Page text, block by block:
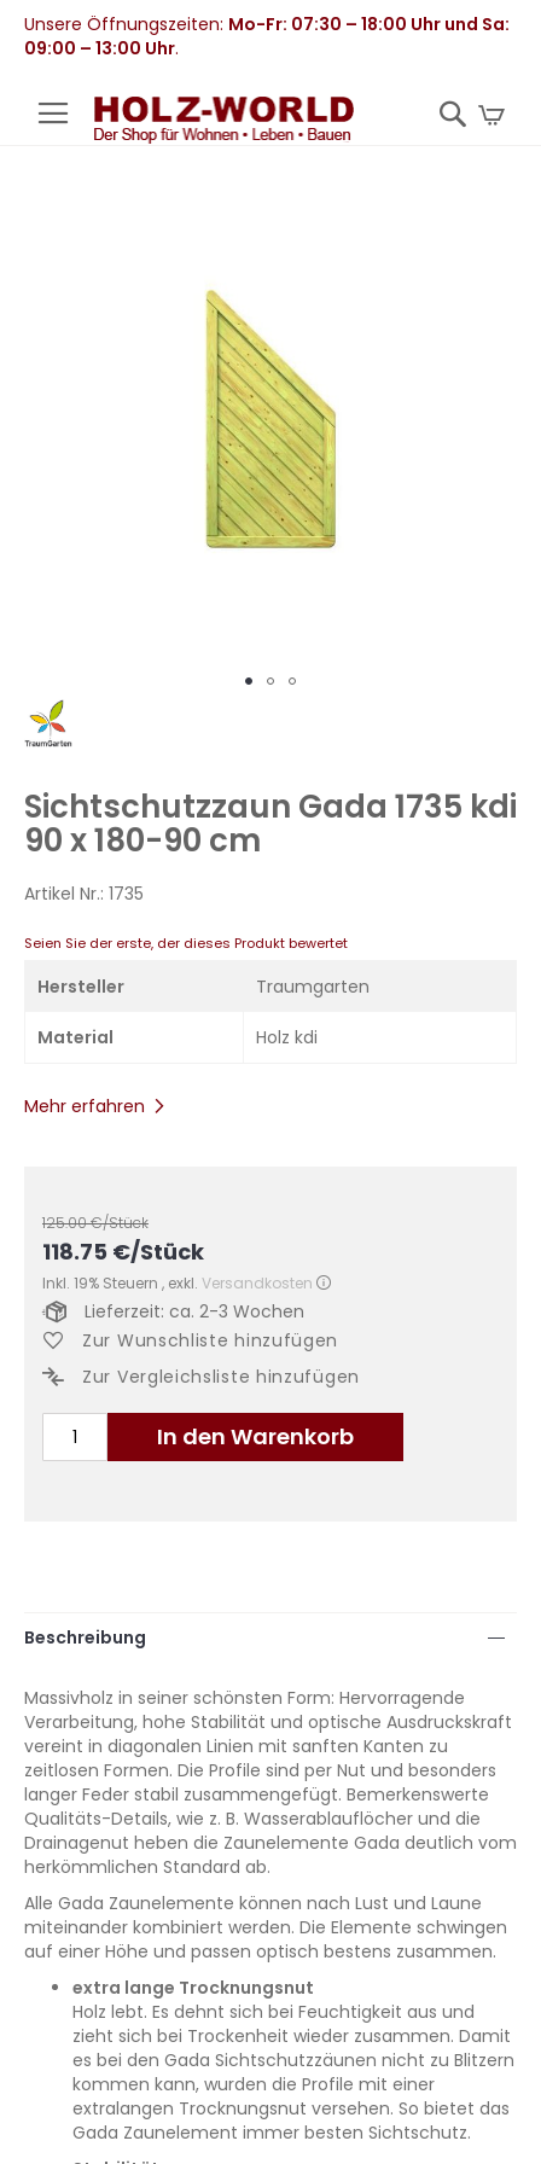
Unsere Öffnungszeiten: Mo-Fr: 07:30 – 18:00 Uhr und Sa:
09:00 – 13:00 Uhr.
Zum
Anfang
springen
Sichtschutzzaun Gada 1735 kdi
90 x 180-90 cm
Artikel Nr.: 1735
Seien Sie der erste, der dieses Produkt bewertet
Hersteller Traumgarten
Material Holz kdi
Mehr erfahren
125.00€/Stück
118.75 €/Stück
Inkl. 19% Steuern , exkl. Versandkosten
In den Warenkorb
Lieferzeit: ca. 2-3 Wochen
Zur Wunschliste hinzufügen
Zur Vergleichsliste hinzufügen
Beschreibung
Massivholz in seiner schönsten Form: Hervorragende
Verarbeitung, hohe Stabilität und optische Ausdruckskraft
vereint in diagonalen Linien mit sanften Kanten zu
zeitlosen Formen. Die Profile sind per Nut und besonders
langer Feder stabil zusammengefügt. Bemerkenswerte
Qualitäts-Details, wie z. B. Wasserablauflöcher und die
Drainagenut heben die Zaunelemente Gada deutlich vom
herkömmlichen Standard ab.
Alle Gada Zaunelemente können nach Lust und Laune
miteinander kombiniert werden. Die Elemente schwingen
auf einer Höhe und passen optisch bestens zusammen.
extra lange Trocknungsnut
Holz lebt. Es dehnt sich bei Feuchtigkeit aus und
zieht sich bei Trockenheit wieder zusammen. Damit
es bei den Gada Sichtschutzzäunen nicht zu Blitzern
kommen kann, wurden die Profile mit einer
extralangen Trocknungsnut versehen. So bietet das
Gada Zaunelement immer besten Sichtschutz.